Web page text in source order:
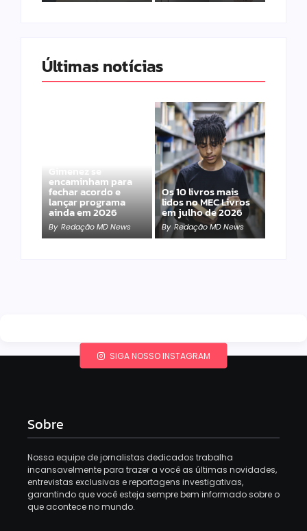
Últimas notícias
Gimenez se
encaminham para
fechar acordo e
lançar programa
ainda em 2026
By Redação MD News
Os 10 livros mais
lidos no MEC Livros
em julho de 2026
By Redação MD News
SIGA NOSSO INSTAGRAM
Sobre
Nossa equipe de jornalistas dedicados trabalha
incansavelmente para trazer a você as últimas novidades,
entrevistas exclusivas e reportagens investigativas,
garantindo que você esteja sempre bem informado sobre o
que acontece no mundo.